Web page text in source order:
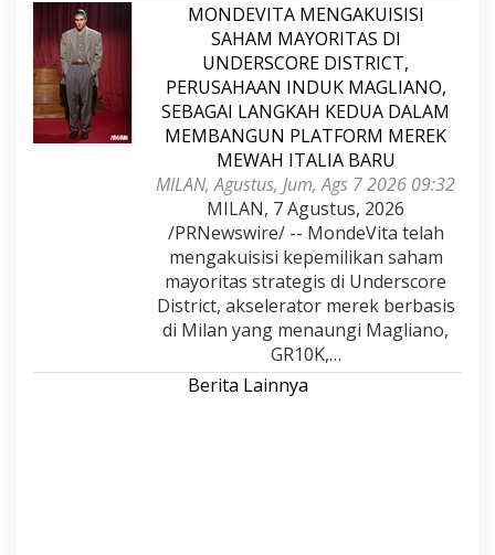
MONDEVITA MENGAKUISISI
SAHAM MAYORITAS DI
UNDERSCORE DISTRICT,
PERUSAHAAN INDUK MAGLIANO,
SEBAGAI LANGKAH KEDUA DALAM
MEMBANGUN PLATFORM MEREK
MEWAH ITALIA BARU
MILAN, Agustus, Jum, Ags 7 2026 09:32
MILAN, 7 Agustus, 2026
/PRNewswire/ -- MondeVita telah
mengakuisisi kepemilikan saham
mayoritas strategis di Underscore
District, akselerator merek berbasis
di Milan yang menaungi Magliano,
GR10K,…
Berita Lainnya